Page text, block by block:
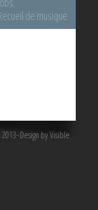
de musique
Design by Visible